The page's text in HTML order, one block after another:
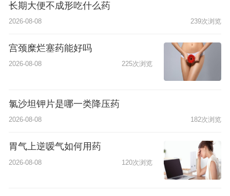
长期大便不成形吃什么药
2026-08-08 239次浏览
宫颈糜烂塞药能好吗
2026-08-08 225次浏览
氯沙坦钾片是哪一类降压药
2026-08-08 182次浏览
胃气上逆嗳气如何用药
2026-08-08 120次浏览